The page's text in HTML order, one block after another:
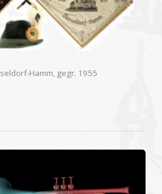
Hamm, gegr. 1955